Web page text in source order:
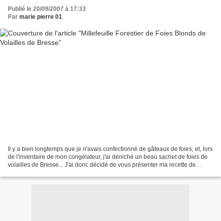
Publié le 20/09/2007 à 17:33
Par marie pierre 01
Il y a bien longtemps que je n'avais confectionné de gâteaux de foies, et, lors
de l'inventaire de mon congélateur, j'ai déniché un beau sachet de foies de
volailles de Bresse... J'ai donc décidé de vous présenter ma recette de